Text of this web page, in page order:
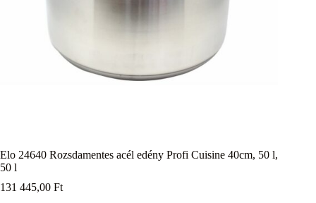
Elo 24640 Rozsdamentes acél edény Profi Cuisine 40cm, 50 l,
50 l
131 445,00 Ft